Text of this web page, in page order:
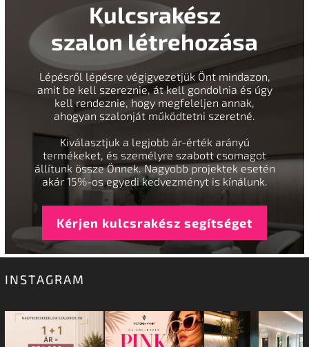
Kulcsrakész
szalon létrehozása
Lépésről lépésre végigvezetjük Önt mindazon,
amit be kell szereznie, át kell gondolnia és úgy
kell rendeznie, hogy megfeleljen annak,
ahogyan szalonját működtetni szeretné.
Kiválasztjuk a legjobb ár-érték arányú
termékeket, és személyre szabott csomagot
állítunk össze Önnek. Nagyobb projektek esetén
akár 15%-os egyedi kedvezményt is kínálunk.
Kérjen kulcsrakész segítséget
INSTAGRAM